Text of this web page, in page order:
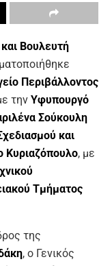
Βουλευτή
Περιβάλλοντος
την Υφυπουργό
Σούκουλη
και
Κυριαζόπουλο, με
Τμήματος
της
, ο Γενικός